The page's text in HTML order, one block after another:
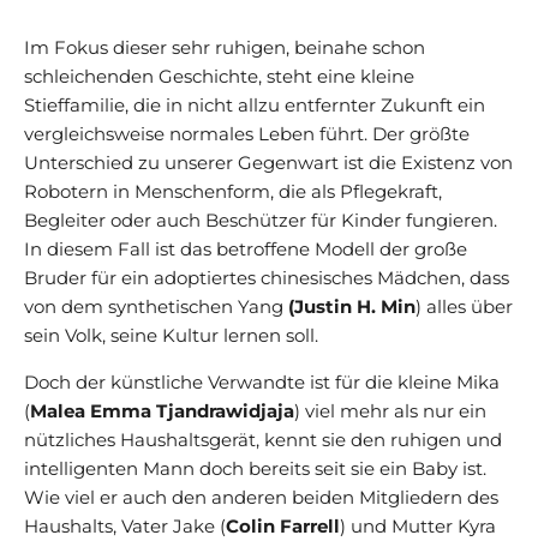
Im Fokus dieser sehr ruhigen, beinahe schon
schleichenden Geschichte, steht eine kleine
Stieffamilie, die in nicht allzu entfernter Zukunft ein
vergleichsweise normales Leben führt. Der größte
Unterschied zu unserer Gegenwart ist die Existenz von
Robotern in Menschenform, die als Pflegekraft,
Begleiter oder auch Beschützer für Kinder fungieren.
In diesem Fall ist das betroffene Modell der große
Bruder für ein adoptiertes chinesisches Mädchen, dass
von dem synthetischen Yang (Justin H. Min) alles über
sein Volk, seine Kultur lernen soll.
Doch der künstliche Verwandte ist für die kleine Mika
(Malea Emma Tjandrawidjaja) viel mehr als nur ein
nützliches Haushaltsgerät, kennt sie den ruhigen und
intelligenten Mann doch bereits seit sie ein Baby ist.
Wie viel er auch den anderen beiden Mitgliedern des
Haushalts, Vater Jake (Colin Farrell) und Mutter Kyra